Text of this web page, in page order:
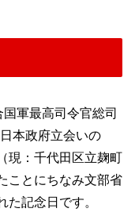
軍最高司令官総司
本政府立会いの
現：千代田区立麹町
ことにちなみ文部省
た記念日です。